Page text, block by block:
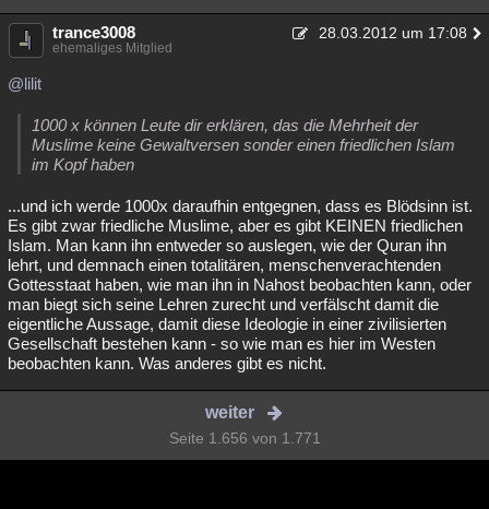
trance3008 28.03.2012 um 17:08
ehemaliges Mitglied
@lilit
1000 x können Leute dir erklären, das die Mehrheit der
Muslime keine Gewaltversen sonder einen friedlichen Islam
im Kopf haben
...und ich werde 1000x daraufhin entgegnen, dass es Blödsinn ist.
Es gibt zwar friedliche Muslime, aber es gibt KEINEN friedlichen
Islam. Man kann ihn entweder so auslegen, wie der Quran ihn
lehrt, und demnach einen totalitären, menschenverachtenden
Gottesstaat haben, wie man ihn in Nahost beobachten kann, oder
man biegt sich seine Lehren zurecht und verfälscht damit die
eigentliche Aussage, damit diese Ideologie in einer zivilisierten
Gesellschaft bestehen kann - so wie man es hier im Westen
beobachten kann. Was anderes gibt es nicht.
weiter
Seite 1.656 von 1.771